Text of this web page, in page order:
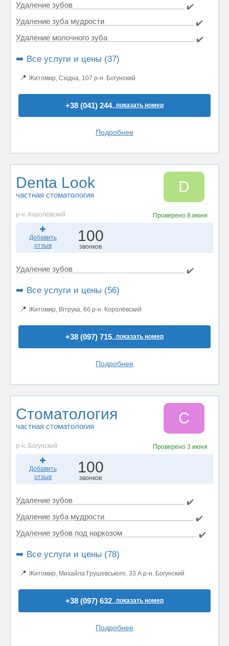
Удаление зубов
✔️
Удаление зуба мудрости
✔️
Удаление молочного зуба
✔️
➡️ Все услуги и цены (37)
📍 Житомир, Східна, 107 р-н. Богунский
+38 (041) 244..показать номер
Подробнее
Denta Look
частная стоматология D
р-н. Королёвский Проверено8 июня
Добавить
отзыв
100
звонков
Удаление зубов ✔️
➡️ Все услуги и цены (56)
📍 Житомир, Вітрука, 6б р-н. Королёвский
+38 (097) 715..показать номер
Подробнее
Стоматология
частная стоматология С
р-н. Богунский Проверено3 июня
Добавить
отзыв
100
звонков
Удаление зубов
✔️
Удаление зуба мудрости
✔️
Удаление зубов под наркозом
✔️
➡️ Все услуги и цены (78)
📍 Житомир, Михайла Грушевського, 33 А р-н. Богунский
+38 (097) 632..показать номер
Подробнее